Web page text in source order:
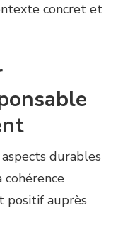
concret et
durables
cohérence
positif auprès